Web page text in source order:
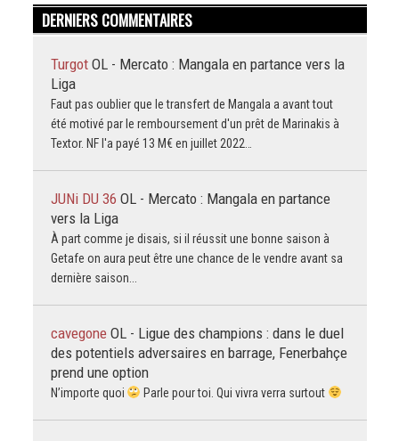
DERNIERS COMMENTAIRES
Turgot OL - Mercato : Mangala en partance vers la
Liga
Faut pas oublier que le transfert de Mangala a avant tout
été motivé par le remboursement d'un prêt de Marinakis à
Textor. NF l'a payé 13 M€ en juillet 2022…
JUNi DU 36 OL - Mercato : Mangala en partance
vers la Liga
À part comme je disais, si il réussit une bonne saison à
Getafe on aura peut être une chance de le vendre avant sa
dernière saison...
cavegone OL - Ligue des champions : dans le duel
des potentiels adversaires en barrage, Fenerbahçe
prend une option
N’importe quoi Parle pour toi. Qui vivra verra surtout